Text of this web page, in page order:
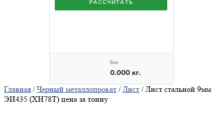
Главная /Черный металлопрокат /Лист / Лист стальной 9мм
ЭИ435 (ХН78Т) цена за тонну